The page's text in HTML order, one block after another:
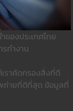
องประเทศไทย
ทำงาน
ราคัดกรองสิ่งที่ดี
ถ่ายที่ดีที่สุด ข้อมูลที่